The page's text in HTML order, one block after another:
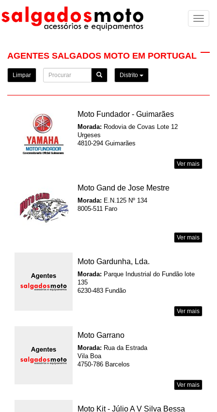
AGENTES SALGADOS MOTO EM PORTUGAL
Limpar Distrito
Moto Fundador - Guimarães
Morada: Rodovia de Covas Lote 12
Urgeses
4810-294 Guimarães
Ver mais
Moto Gand de Jose Mestre
Morada: E.N.125 Nº 134
8005-511 Faro
Ver mais
Moto Gardunha, Lda.
Morada: Parque Industrial do Fundão lote
135
6230-483 Fundão
Ver mais
Moto Garrano
Morada: Rua da Estrada
Vila Boa
4750-786 Barcelos
Ver mais
Moto Kit - Júlio A V Silva Bessa